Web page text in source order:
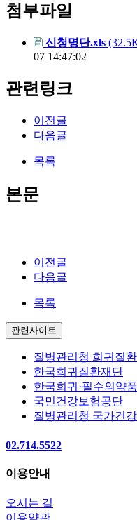
첨부파일
신청명단.xls
07 14:47:02
관련링크
이전글
다음글
목록
본문
이전글
다음글
목록
관련사이트
질병관리청 희귀질
한국희귀질환재단
한국희귀·필수의약
국민건강보험공단
질병관리청 국가건
02.714.5522
이용안내
오시는 길